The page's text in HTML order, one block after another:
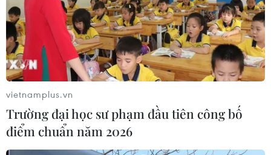
người hâm mộ bất ngờ khi không điền tên hai cầu thủ
quan trọng là đội trưởng Văn Quyết và tiền đạo Anh
Đức vào danh sách chuẩn bị cho Asian Cup 2019.
vietnamplus.vn
Trường đại học sư phạm đầu tiên công bố
điểm chuẩn năm 2026